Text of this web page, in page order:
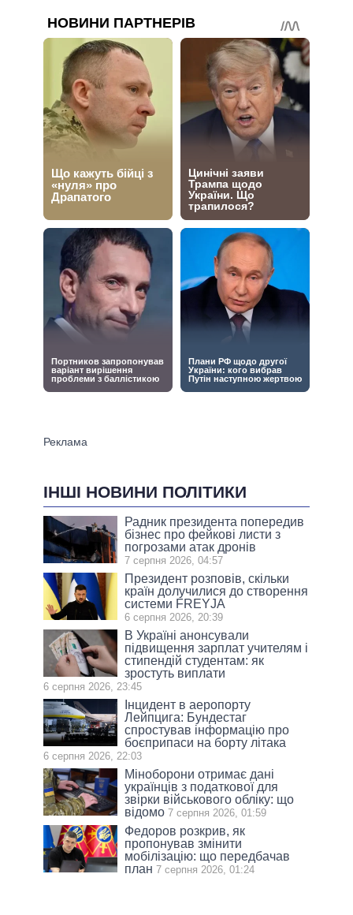
ІНШІ НОВИНИ ПОЛІТИКИ
Радник президента попередив
бізнес про фейкові листи з
погрозами атак дронів
7 серпня 2026, 04:57
Президент розповів, скільки
країн долучилися до створення
системи FREYJA
6 серпня 2026, 20:39
В Україні анонсували
підвищення зарплат учителям і
стипендій студентам: як
зростуть виплати
6 серпня 2026, 23:45
Інцидент в аеропорту
Лейпцига: Бундестаг
спростував інформацію про
боєприпаси на борту літака
6 серпня 2026, 22:03
Міноборони отримає дані
українців з податкової для
звірки військового обліку: що
відомо 7 серпня 2026, 01:59
Федоров розкрив, як
пропонував змінити
мобілізацію: що передбачав
план 7 серпня 2026, 01:24